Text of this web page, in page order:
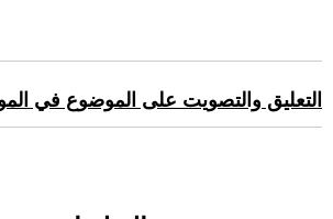
التعليق والتصويت على الموضوع في